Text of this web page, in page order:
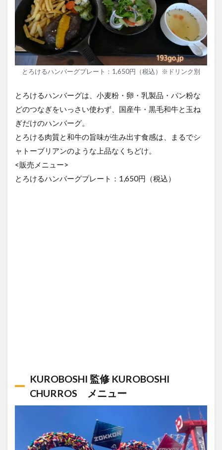
とろけるハンバーグプレート：1,650円（税込）※ドリンク別
とろけるハンバーグは、小麦粉・卵・乳製品・パン粉な
どのつなぎをいっさい使わず、国産牛・黒毛和牛と玉ね
ぎだけのハンバーグ。
とろける肉質と和牛の旨味が生み出す食感は、まるでシ
ャトーブリアンのような上品なくちどけ。
<販売メニュー>
とろけるハンバーグプレート：1,650円（税込）
KUROBOSHI 監修 KUROBOSHI
CHURROS メニュー